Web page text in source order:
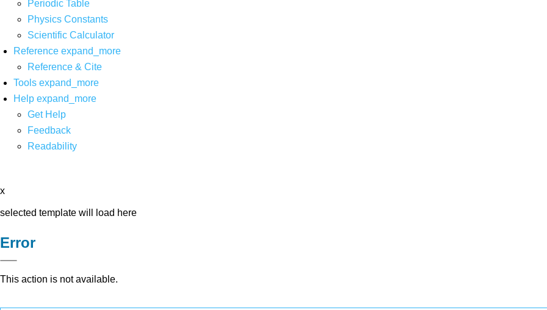
Periodic Table
Physics Constants
Scientific Calculator
Reference expand_more
Reference & Cite
Tools expand_more
Help expand_more
Get Help
Feedback
Readability
x
selected template will load here
Error
This action is not available.